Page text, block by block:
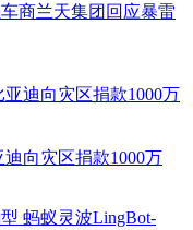
商兰天集团回应暴雷
向灾区捐款1000万